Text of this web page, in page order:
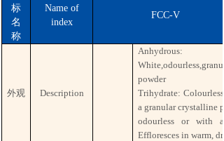
标
名
称
Name of
index
FCC-V
外观 Description
Anhydrous:
powder
Trihydrate:
a granular crystalline
odourless or with
Effloresces in warm,